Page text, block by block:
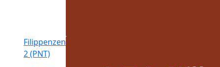
Filippenzen
2 (PNT)